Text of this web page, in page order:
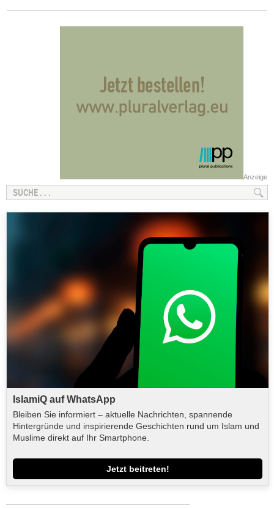
Anzeige
IslamiQ auf WhatsApp
Bleiben Sie informiert – aktuelle Nachrichten, spannende
Hintergründe und inspirierende Geschichten rund um Islam und
Muslime direkt auf Ihr Smartphone.
Jetzt beitreten!